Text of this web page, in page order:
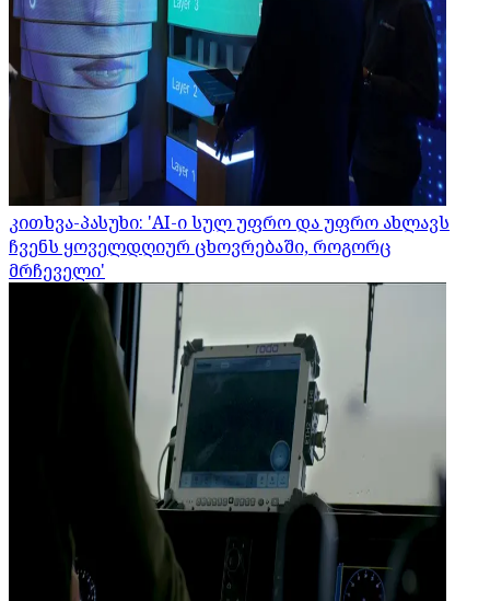
კითხვა-პასუხი: 'AI-ი სულ უფრო და უფრო ახლავს
ჩვენს ყოველდღიურ ცხოვრებაში, როგორც
მრჩეველი'